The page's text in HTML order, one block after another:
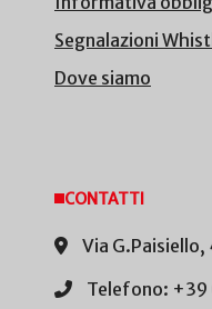
Segnalazioni
Dove siamo
CONTATTI
Via
Telefono: +39